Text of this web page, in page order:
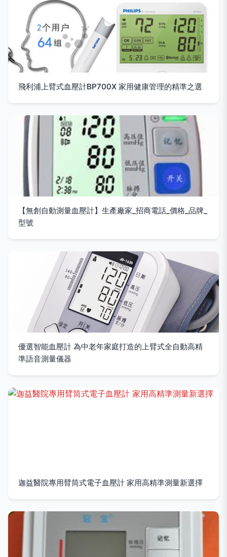
飛利浦上臂式血壓計BP700X 家用健康管理的精準之選
【無創自動測量血壓計】生產廠家_招商電話_價格_品牌_
型號
優選智能血壓計 為中老年家庭打造的上臂式全自動高精
準語音測量儀器
迦益醫院專用臂筒式電子血壓計 家用高精準測量新選擇